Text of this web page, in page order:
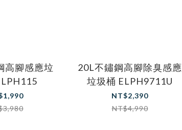
高腳感應垃
20L不鏽鋼高腳除臭感應
垃圾桶 ELPH9711U
NT$2,390
NT$4,990